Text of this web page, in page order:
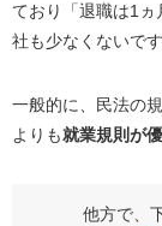
退職代行
ており「退職は1
社も少なくないです
一般的に、民法の
よりも就業規則が
他方で、